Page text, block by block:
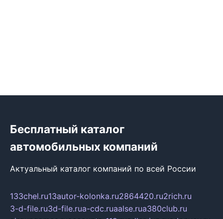
Бесплатный каталог
автомобильных компаний
Актуальный каталог компаний по всей России
133chel.ru13autor-kolonka.ru2864420.ru2rich.ru
3-d-file.ru3d-file.rua-cdc.ruaalse.rua380club.ru